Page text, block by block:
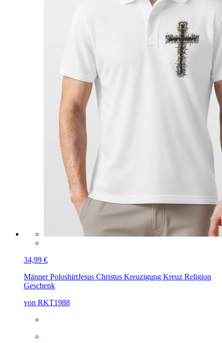
34,99 €
Männer PoloshirtJesus Christus Kreuzigung Kreuz Religion
Geschenk
von RKT1988